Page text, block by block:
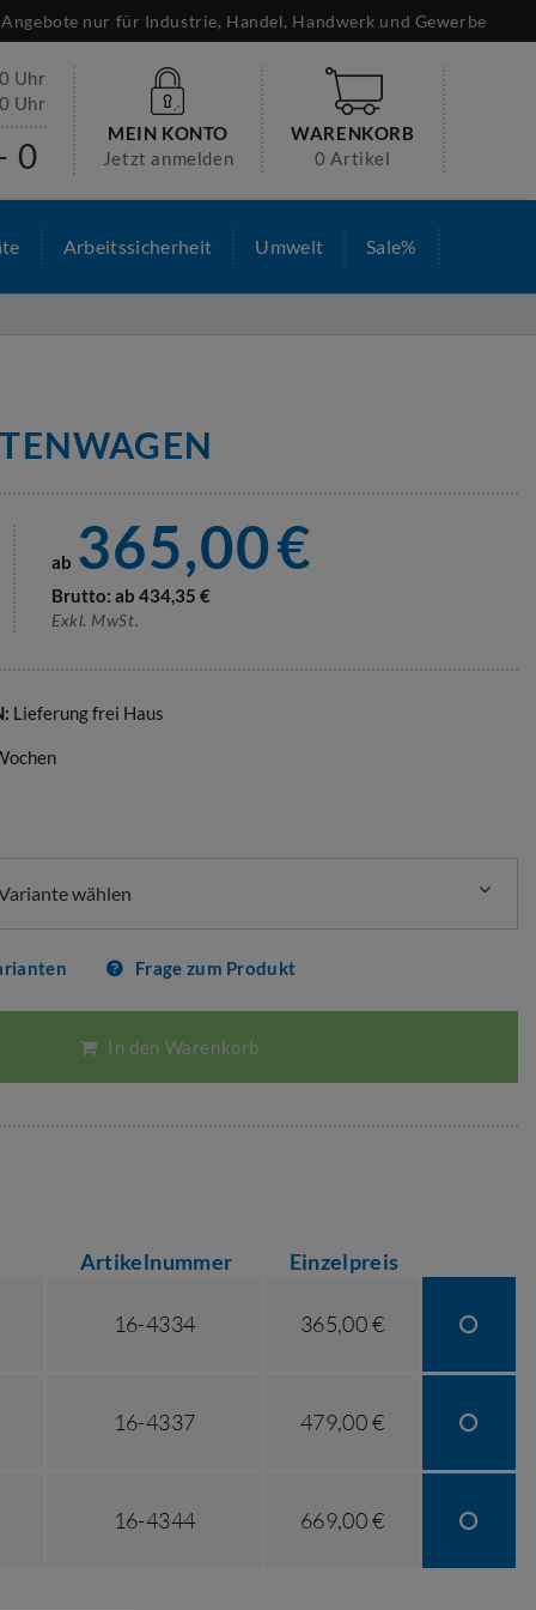
Angebote nur für Industrie, Handel, Handwerk und Gewerbe
Uhr
Uhr
0
MEIN KONTO
Jetzt anmelden
WARENKORB
0 Artikel
Arbeitssicherheit Umwelt Sale%
ab 365,00€
Brutto: ab 434,35 €
Exkl. MwSt.
Lieferung frei Haus
wählen
Frage zum Produkt
In den Warenkorb
Artikelnummer Einzelpreis
16-4334 365,00 €
16-4337 479,00 €
16-4344 669,00 €